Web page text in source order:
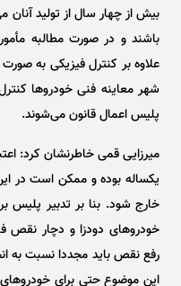
بیش از چهار سال از تولید آنان
باشند و در صورت مطالبه
علاوه بر کنترل فیزیکی به
شهر معاینه فنی خودرو‌ها
پلیس اعمال قانون می‌شوند.
میرزایی قمی خاطرنشان کرد:
یکساله بوده و ممکن است در
خارج شود. بنا بر تدبیر پلیس
خودرو‌های دودزا و دچار
رفع نقص باید مجددا نسبت به